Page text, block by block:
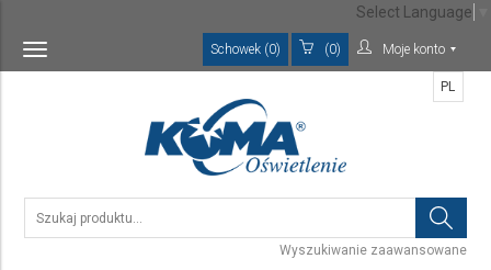
Toggle
navigation
Schowek (0) (0) Moje konto
Wyszukiwanie zaawansowane
PL
Select Language